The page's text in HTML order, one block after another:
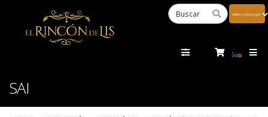
SAI